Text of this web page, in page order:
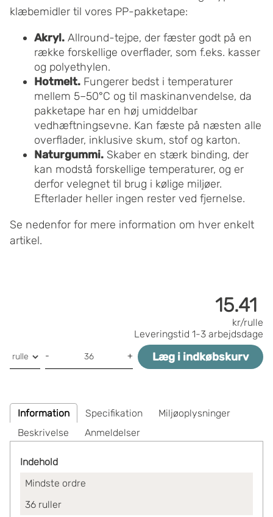
klæbemidler til vores PP-pakketape:
Akryl. Allround-tejpe, der fæster godt på en
række forskellige overflader, som f.eks. kasser
og polyethylen.
Hotmelt. Fungerer bedst i temperaturer
mellem 5–50°C og til maskinanvendelse, da
pakketape har en høj umiddelbar
vedhæftningsevne. Kan fæste på næsten alle
overflader, inklusive skum, stof og karton.
Naturgummi. Skaber en stærk binding, der
kan modstå forskellige temperaturer, og er
derfor velegnet til brug i kølige miljøer.
Efterlader heller ingen rester ved fjernelse.
Se nedenfor for mere information om hver enkelt
artikel.
15.41
kr/rulle
Leveringstid 1-3 arbejdsdage
- + Læg i indkøbskurv
Information Specifikation
Miljøoplysninger
Beskrivelse
Anmeldelser
Indehold
Mindste ordre
36 ruller